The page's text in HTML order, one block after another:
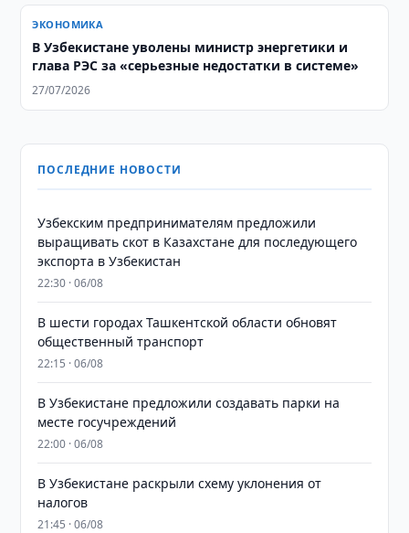
ЭКОНОМИКА
В Узбекистане уволены министр энергетики и
глава РЭС за «серьезные недостатки в системе»
27/07/2026
ПОСЛЕДНИЕ НОВОСТИ
Узбекским предпринимателям предложили
выращивать скот в Казахстане для последующего
экспорта в Узбекистан
22:30 · 06/08
В шести городах Ташкентской области обновят
общественный транспорт
22:15 · 06/08
В Узбекистане предложили создавать парки на
месте госучреждений
22:00 · 06/08
В Узбекистане раскрыли схему уклонения от
налогов
21:45 · 06/08